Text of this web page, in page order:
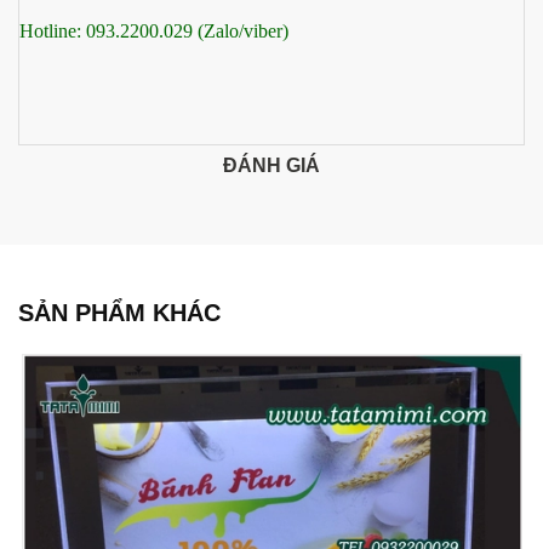
Hotline: 093.2200.029 (Zalo/viber)
ĐÁNH GIÁ
SẢN PHẨM KHÁC